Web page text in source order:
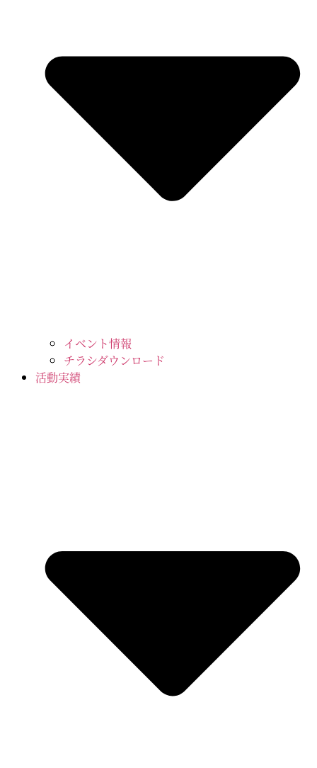
イベント情報
チラシダウンロード
活動実績